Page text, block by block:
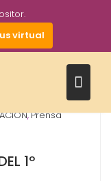
virtual
,Prensa
1º